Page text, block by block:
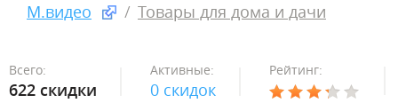
М.видео Товары для дома и дачи
Всего:
622 скидки
Активные:
0 скидок
Рейтинг: